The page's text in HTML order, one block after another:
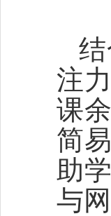
注
课
简
助
与